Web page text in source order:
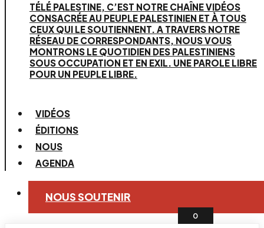
TÉLÉ PALESTINE, C’EST NOTRE CHAÎNE VIDÉOS
CONSACRÉE AU PEUPLE PALESTINIEN ET À TOUS
CEUX QUI LE SOUTIENNENT. A TRAVERS NOTRE
RÉSEAU DE CORRESPONDANTS, NOUS VOUS
MONTRONS LE QUOTIDIEN DES PALESTINIENS
SOUS OCCUPATION ET EN EXIL. UNE PAROLE LIBRE
POUR UN PEUPLE LIBRE.
VIDÉOS
ÉDITIONS
NOUS
AGENDA
NOUS SOUTENIR
0